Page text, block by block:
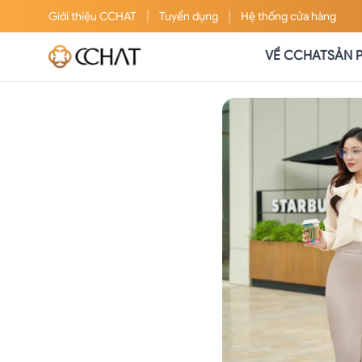
Giới thiệu CCHAT Tuyển dụng Hệ thống cửa hàng
VỀ CCHATSẢN